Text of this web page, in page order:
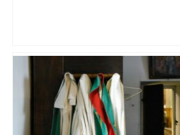
Près de Toulouse : dans cette zone
économique, un axe majeur va être
fermé en fin de soirée, voici les
déviations – Actu.fr